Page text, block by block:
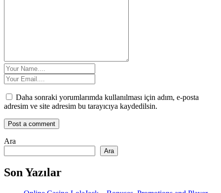
Daha sonraki yorumlarımda kullanılması için adım, e-posta
adresim ve site adresim bu tarayıcıya kaydedilsin.
Ara
Ara
Son Yazılar